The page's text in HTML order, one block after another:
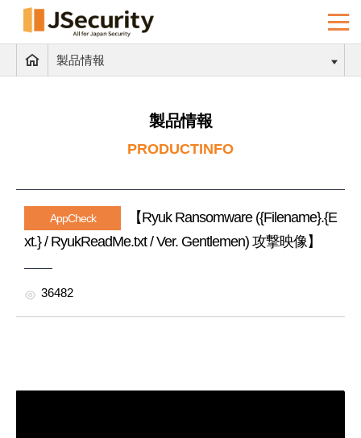
製品情報
製品情報
PRODUCTINFO
AppCheck
【Ryuk Ransomware ({Filename}.{E
xt.} / RyukReadMe.txt / Ver. Gentlemen) 攻撃映像】
36482